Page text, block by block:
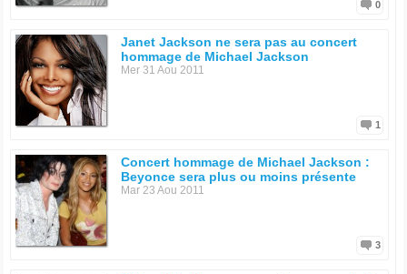
0
Janet Jackson ne sera pas au concert
hommage de Michael Jackson
Mer 31 Aou 2011
1
Concert hommage de Michael Jackson :
Beyonce sera plus ou moins présente
Mar 23 Aou 2011
3